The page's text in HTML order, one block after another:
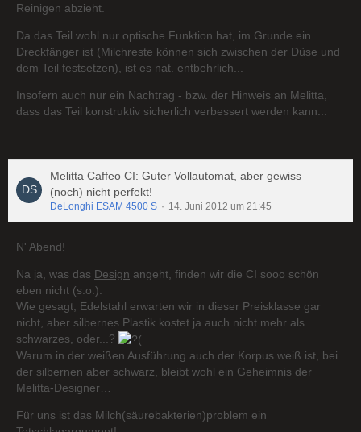
Reinigen abzieht.
Da das Teil wohl nur optische Funktion hat, im Grunde ein
Dreckfänger ist (Milchreste können sich zwischen der Düse und
dem Teil festsetzen), ist es nat. entbehrlich...
Insofern auch nur ein Nachtrag - bzw. der Hinweis an Melitta,
dass das Teil konstruktiv sicherlich verbessert werden kann...
Melitta Caffeo CI: Guter Vollautomat, aber gewiss
(noch) nicht perfekt!
DeLonghi ESAM 4500 S 14. Juni 2012 um 21:45
N' Abend!
Na ja, was das Design angeht, finden wir die CI sooo schön
eben nicht (s.o.).
Wie gesagt, Edelstahl erwarten wir in dieser Preisklasse gar
nicht, aber silbernes Plastik kostet ja auch nicht mehr als
schwarzes, oder...?
Warum in der weißen Ausführung auch der Korpus weiß ist, bei
der silbernen aber schwarz, bleibt wohl ein Geheimnis der
Melitta-Designer…
Für uns ist das Milch(säurebakterien)problem ein